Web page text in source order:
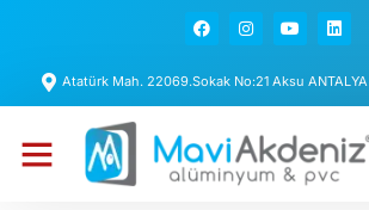
Atatürk Mah. 22069.Sokak No:21 Aksu ANTALYA